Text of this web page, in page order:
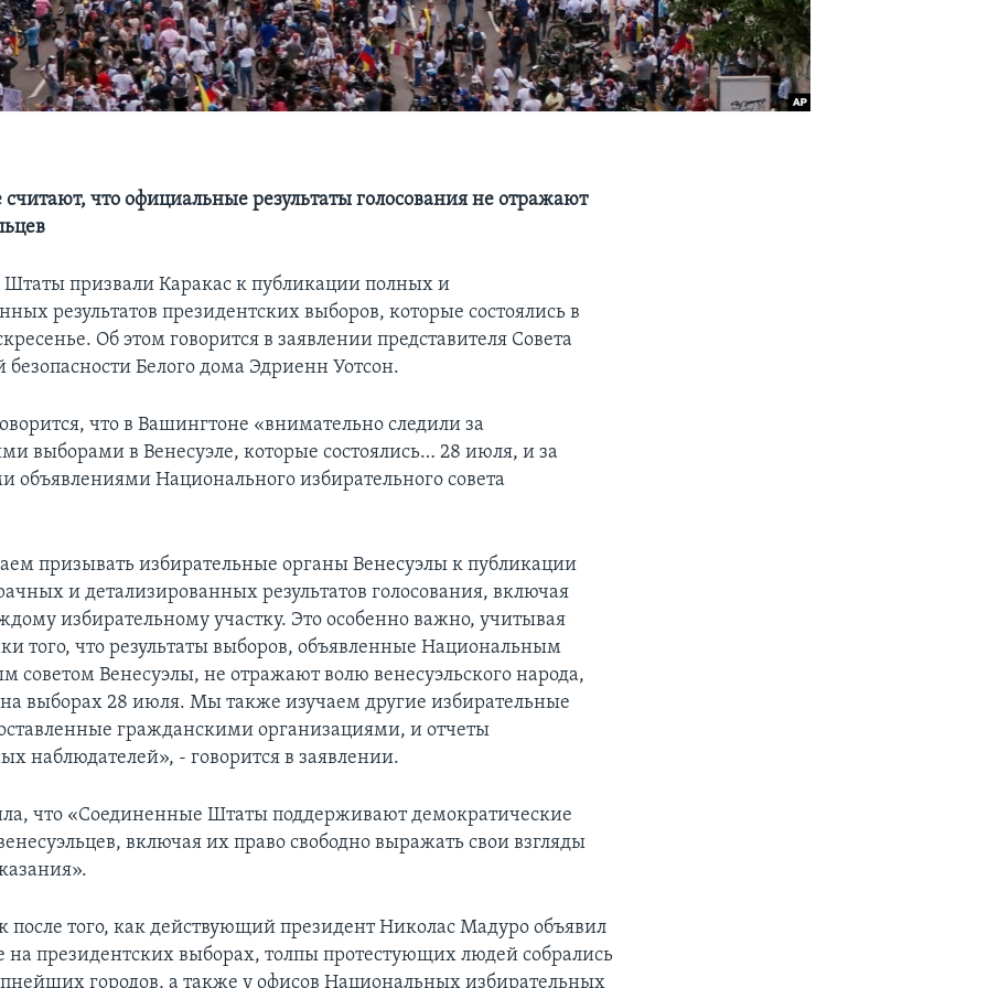
что официальные результаты голосования не отражают
призвали Каракас к публикации полных и
результатов президентских выборов, которые состоялись в
Об этом говорится в заявлении представителя Совета
Белого дома Эдриенн Уотсон.
что в Вашингтоне «внимательно следили за
выборами в Венесуэле, которые состоялись… 28 июля, и за
объявлениями Национального избирательного совета
призывать избирательные органы Венесуэлы к публикации
и детализированных результатов голосования, включая
избирательному участку. Это особенно важно, учитывая
того, что результаты выборов, объявленные Национальным
советом Венесуэлы, не отражают волю венесуэльского народа,
выборах 28 июля. Мы также изучаем другие избирательные
гражданскими организациями, и отчеты
наблюдателей», - говорится в заявлении.
что «Соединенные Штаты поддерживают демократические
включая их право свободно выражать свои взгляды
после того, как действующий президент Николас Мадуро объявил
на президентских выборах, толпы протестующих людей собрались
городов, а также у офисов Национальных избирательных